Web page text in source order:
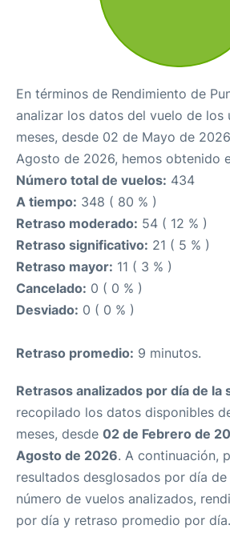
En términos de Rendimiento de
analizar los datos del vuelo de los
meses, desde 02 de Mayo de
Agosto de 2026, hemos obtenido
Número total de vuelos: 434
A tiempo: 348 ( 80 % )
Retraso moderado: 54 ( 12 % )
Retraso significativo: 21 ( 5 % )
Retraso mayor: 11 ( 3 % )
Cancelado: 0 ( 0 % )
Desviado: 0 ( 0 % )
Retraso promedio: 9 minutos.
Retrasos analizados por día de la
recopilado los datos disponibles
meses, desde 02 de Febrero de
Agosto de 2026. A continuación,
resultados desglosados por día de
número de vuelos analizados,
por día y retraso promedio por día.